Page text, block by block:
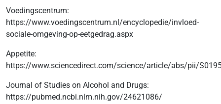
Voedingscentrum:
https://www.voedingscentrum.nl/encyclopedie/invloed-
sociale-omgeving-op-eetgedrag.aspx
Appetite:
https://www.sciencedirect.com/science/article/abs/pii/
Journal of Studies on Alcohol and Drugs:
https://pubmed.ncbi.nlm.nih.gov/24621086/